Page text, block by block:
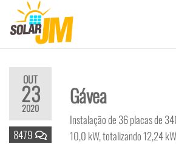
solar,
fotovoltaica,
custo,
beneficio,
energia.
OUT
23
2020
8479
Gávea
Instalação de 36 placas de
10,0 kW, totalizando 12,24